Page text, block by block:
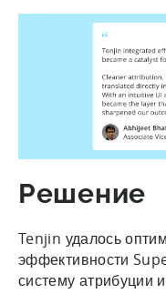
Решение
Tenjin удалось
эффективности
систему атрибуции